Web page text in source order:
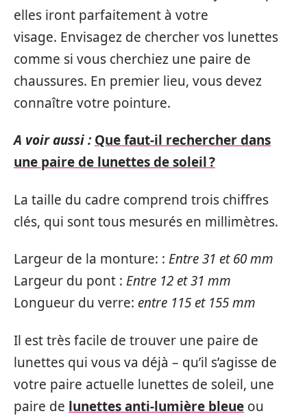
elles iront parfaitement à votre
visage. Envisagez de chercher vos lunettes
comme si vous cherchiez une paire de
chaussures. En premier lieu, vous devez
connaître votre pointure.
A voir aussi : Que faut-il rechercher dans
une paire de lunettes de soleil ?
La taille du cadre comprend trois chiffres
clés, qui sont tous mesurés en millimètres.
Largeur de la monture: : Entre 31 et 60 mm
Largeur du pont : Entre 12 et 31 mm
Longueur du verre: entre 115 et 155 mm
Il est très facile de trouver une paire de
lunettes qui vous va déjà – qu’il s’agisse de
votre paire actuelle lunettes de soleil, une
paire de lunettes anti-lumière bleue ou